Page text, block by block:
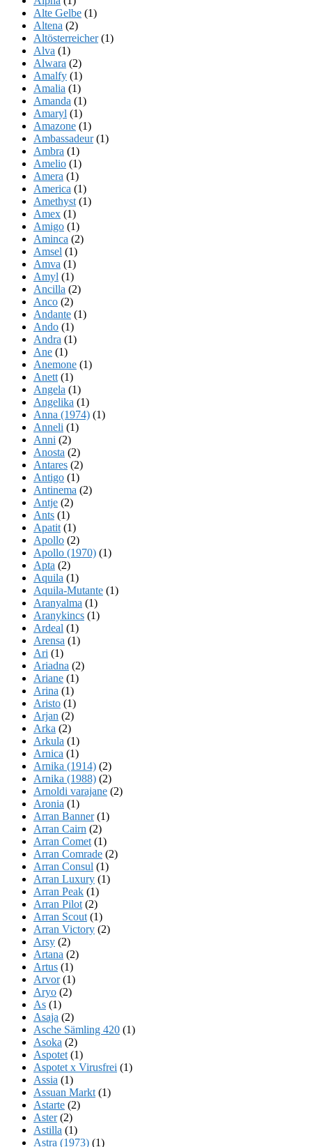
Alte Gelbe (1)
Altena (2)
Altösterreicher(1)
Alva (1)
Alwara (2)
Amalfy (1)
Amalia (1)
Amanda (1)
Amaryl (1)
Amazone (1)
Ambassadeur(1)
Ambra (1)
Amelio (1)
Amera (1)
America (1)
Amethyst (1)
Amex (1)
Amigo (1)
Aminca (2)
Amsel (1)
Amva (1)
Amyl (1)
Ancilla (2)
Anco (2)
Andante (1)
Ando (1)
Andra (1)
Ane (1)
Anemone (1)
Anett (1)
Angela (1)
Angelika (1)
Anna (1974) (1)
Anneli (1)
Anni (2)
Anosta (2)
Antares (2)
Antigo (1)
Antinema (2)
Antje (2)
Ants (1)
Apatit (1)
Apollo (2)
Apollo (1970) (1)
Apta (2)
Aquila (1)
Aquila-Mutante (1)
Aranyalma (1)
Aranykincs (1)
Ardeal (1)
Arensa (1)
Ari (1)
Ariadna (2)
Ariane (1)
Arina (1)
Aristo (1)
Arjan (2)
Arka (2)
Arkula (1)
Arnica (1)
Arnika (1914) (2)
Arnika (1988) (2)
Arnoldi varajane (2)
Aronia (1)
Arran Banner(1)
Arran Cairn (2)
Arran Comet (1)
Arran Comrade (2)
Arran Consul (1)
Arran Luxury (1)
Arran Peak (1)
Arran Pilot (2)
Arran Scout (1)
Arran Victory (2)
Arsy (2)
Artana (2)
Artus (1)
Arvor(1)
Aryo (2)
As (1)
Asaja (2)
Asche Sämling 420 (1)
Asoka (2)
Aspotet (1)
Aspotet x Virusfrei (1)
Assia (1)
Assuan Markt (1)
Astarte (2)
Aster(2)
Astilla (1)
Astra (1973) (1)